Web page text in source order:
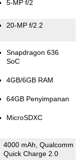
5-MP f/2
20-MP f/2.2
Snapdragon 636
SoC
4GB/6GB RAM
64GB Penyimpanan
MicroSDXC
4000 mAh, Qualcomm
Quick Charge 2.0